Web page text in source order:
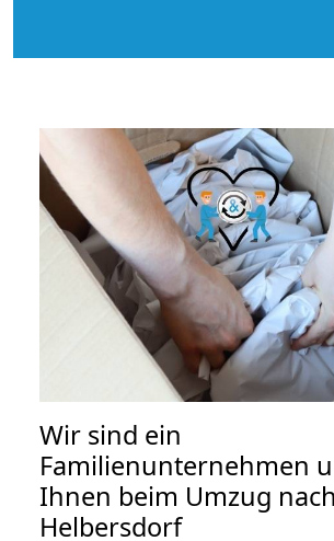
Wir sind ein
Familienunternehmen
Ihnen beim Umzug nach
Helbersdorf